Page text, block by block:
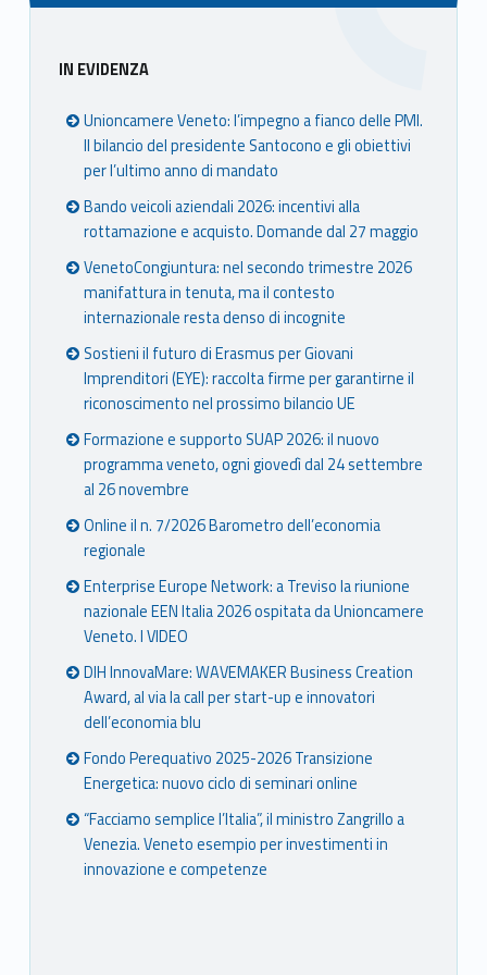
Sidebar
IN EVIDENZA
Unioncamere Veneto: l’impegno a fianco delle PMI.
Il bilancio del presidente Santocono e gli obiettivi
per l’ultimo anno di mandato
Bando veicoli aziendali 2026: incentivi alla
rottamazione e acquisto. Domande dal 27 maggio
VenetoCongiuntura: nel secondo trimestre 2026
manifattura in tenuta, ma il contesto
internazionale resta denso di incognite
Sostieni il futuro di Erasmus per Giovani
Imprenditori (EYE): raccolta firme per garantirne il
riconoscimento nel prossimo bilancio UE
Formazione e supporto SUAP 2026: il nuovo
programma veneto, ogni giovedì dal 24 settembre
al 26 novembre
Online il n. 7/2026 Barometro dell’economia
regionale
Enterprise Europe Network: a Treviso la riunione
nazionale EEN Italia 2026 ospitata da Unioncamere
Veneto. I VIDEO
DIH InnovaMare: WAVEMAKER Business Creation
Award, al via la call per start-up e innovatori
dell’economia blu
Fondo Perequativo 2025-2026 Transizione
Energetica: nuovo ciclo di seminari online
“Facciamo semplice l’Italia”, il ministro Zangrillo a
Venezia. Veneto esempio per investimenti in
innovazione e competenze